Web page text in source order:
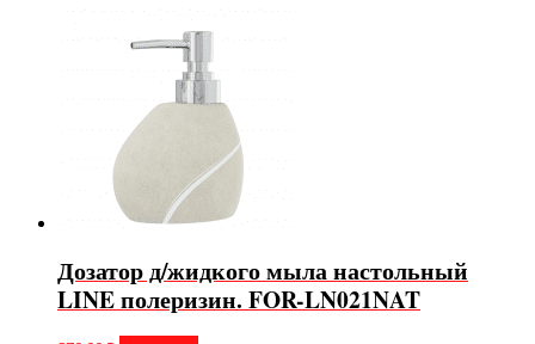
Дозатор д/жидкого мыла настольный
LINE полеризин. FOR-LN021NAT